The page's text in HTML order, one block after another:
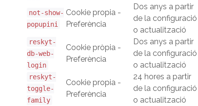
not-show-
popupini
Cookie propia -
Preferència
Dos anys a partir
de la configuració
o actualització
reskyt-
db-web-
login
Cookie pròpia -
Preferència
Dos anys a partir
de la configuració
o actualització
reskyt-
toggle-
family
Cookie propia -
Preferència
24 hores a partir
de la configuració
o actualització